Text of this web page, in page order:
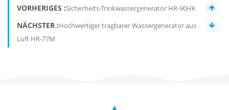
VORHERIGES :Sicherheits-Trinkwassergenerator HR-90HK
NÄCHSTER :Hochwertiger tragbarer Wassergenerator aus
Luft HR-77M